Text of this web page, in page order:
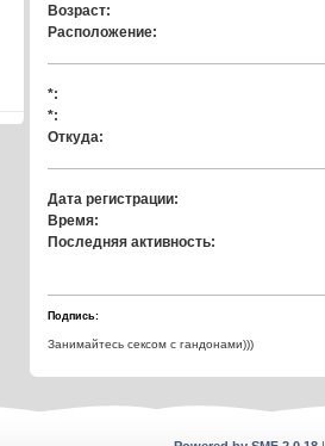
Возраст:
Расположение:
*:
*:
Откуда:
Дата регистрации:
Время:
Последняя активность:
Подпись:
Занимайтесь сексом с гандонами)))